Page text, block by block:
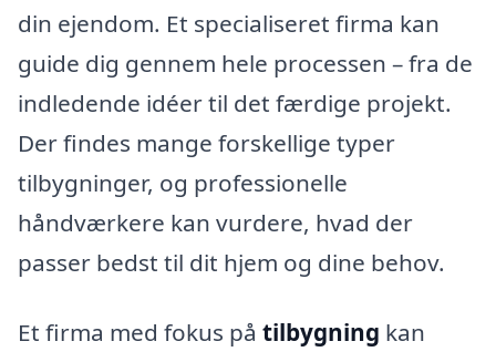
din ejendom. Et specialiseret firma kan
guide dig gennem hele processen – fra de
indledende idéer til det færdige projekt.
Der findes mange forskellige typer
tilbygninger, og professionelle
håndværkere kan vurdere, hvad der
passer bedst til dit hjem og dine behov.
Et firma med fokus på tilbygning kan